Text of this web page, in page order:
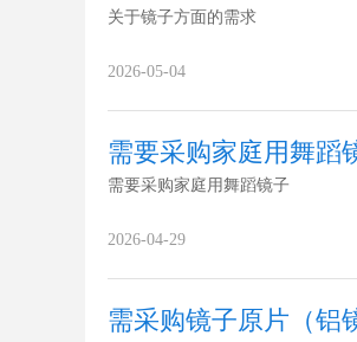
关于镜子方面的需求
2026-05-04
需要采购家庭用舞蹈
需要采购家庭用舞蹈镜子
2026-04-29
需采购镜子原片（铝